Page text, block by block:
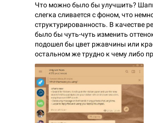
Что можно было бы улучшить?
слегка сливается с фоном, что
структурированность. В качестве
было бы чуть-чуть изменить
подошел бы цвет ржавчины или
остальном же трудно к чему либо